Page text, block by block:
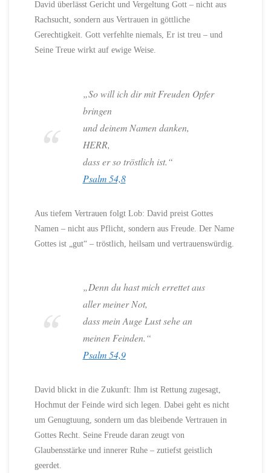
David überlässt Gericht und Vergeltung Gott – nicht aus
Rachsucht, sondern aus Vertrauen in göttliche
Gerechtigkeit. Gott verfehlte niemals, Er ist treu – und
Seine Treue wirkt auf ewige Weise.
„So will ich dir mit Freuden Opfer
bringen
und deinem Namen danken,
HERR,
dass er so tröstlich ist.“
Psalm 54,8
Aus tiefem Vertrauen folgt Lob: David preist Gottes
Namen – nicht aus Pflicht, sondern aus Freude. Der Name
Gottes ist „gut“ – tröstlich, heilsam und vertrauenswürdig.
„Denn du hast mich errettet aus
aller meiner Not,
dass mein Auge Lust sehe an
meinen Feinden.“
Psalm 54,9
David blickt in die Zukunft: Ihm ist Rettung zugesagt,
Hochmut der Feinde wird sich legen. Dabei geht es nicht
um Genugtuung, sondern um das bleibende Vertrauen in
Gottes Recht. Seine Freude daran zeugt von
Glaubensstärke und innerer Ruhe – zutiefst geistlich
geerdet.